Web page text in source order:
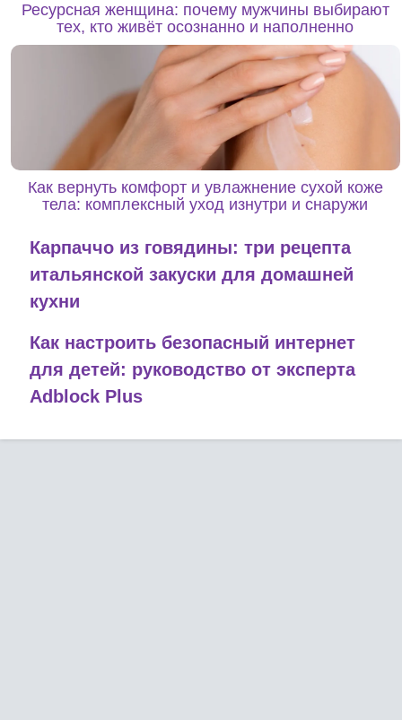
Ресурсная женщина: почему мужчины выбирают
тех, кто живёт осознанно и наполненно
Как вернуть комфорт и увлажнение сухой коже
тела: комплексный уход изнутри и снаружи
Карпаччо из говядины: три рецепта
итальянской закуски для домашней
кухни
Как настроить безопасный интернет
для детей: руководство от эксперта
Adblock Plus